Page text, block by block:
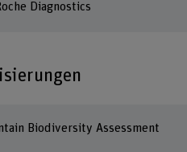
Diagnostics
Biodiversity Assessment